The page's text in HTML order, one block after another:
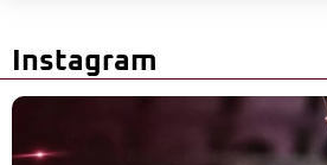
Instagram